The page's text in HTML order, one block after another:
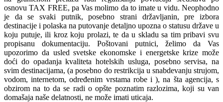
osnovu TAX FREE, pa Vas molimo da to imate u vidu. Neophodno
je da se svaki putnik, posebno strani državljanin, pre izbora
destinacije i polaska na putovanje detaljno upozna o statusu države u
koju putuje, ili kroz koju prolazi, te da u skladu sa tim pribavi svu
propisanu dokumentaciju. Poštovani putnici, želimo da Vas
upozorimo da usled svetske ekonomske i energetske krize može
doći do opadanja kvaliteta hotelskih usluga, posebno servisa, na
svim destinacijama, (a posebno do restrikcija u snabdevanju strujom,
vodom, internetom, određenim vrstama robe i ), na šta agencija, s
obzirom na to da se radi o opšte poznatim razlozima, koji su van
domašaja naše delatnosti, ne može imati uticaja.